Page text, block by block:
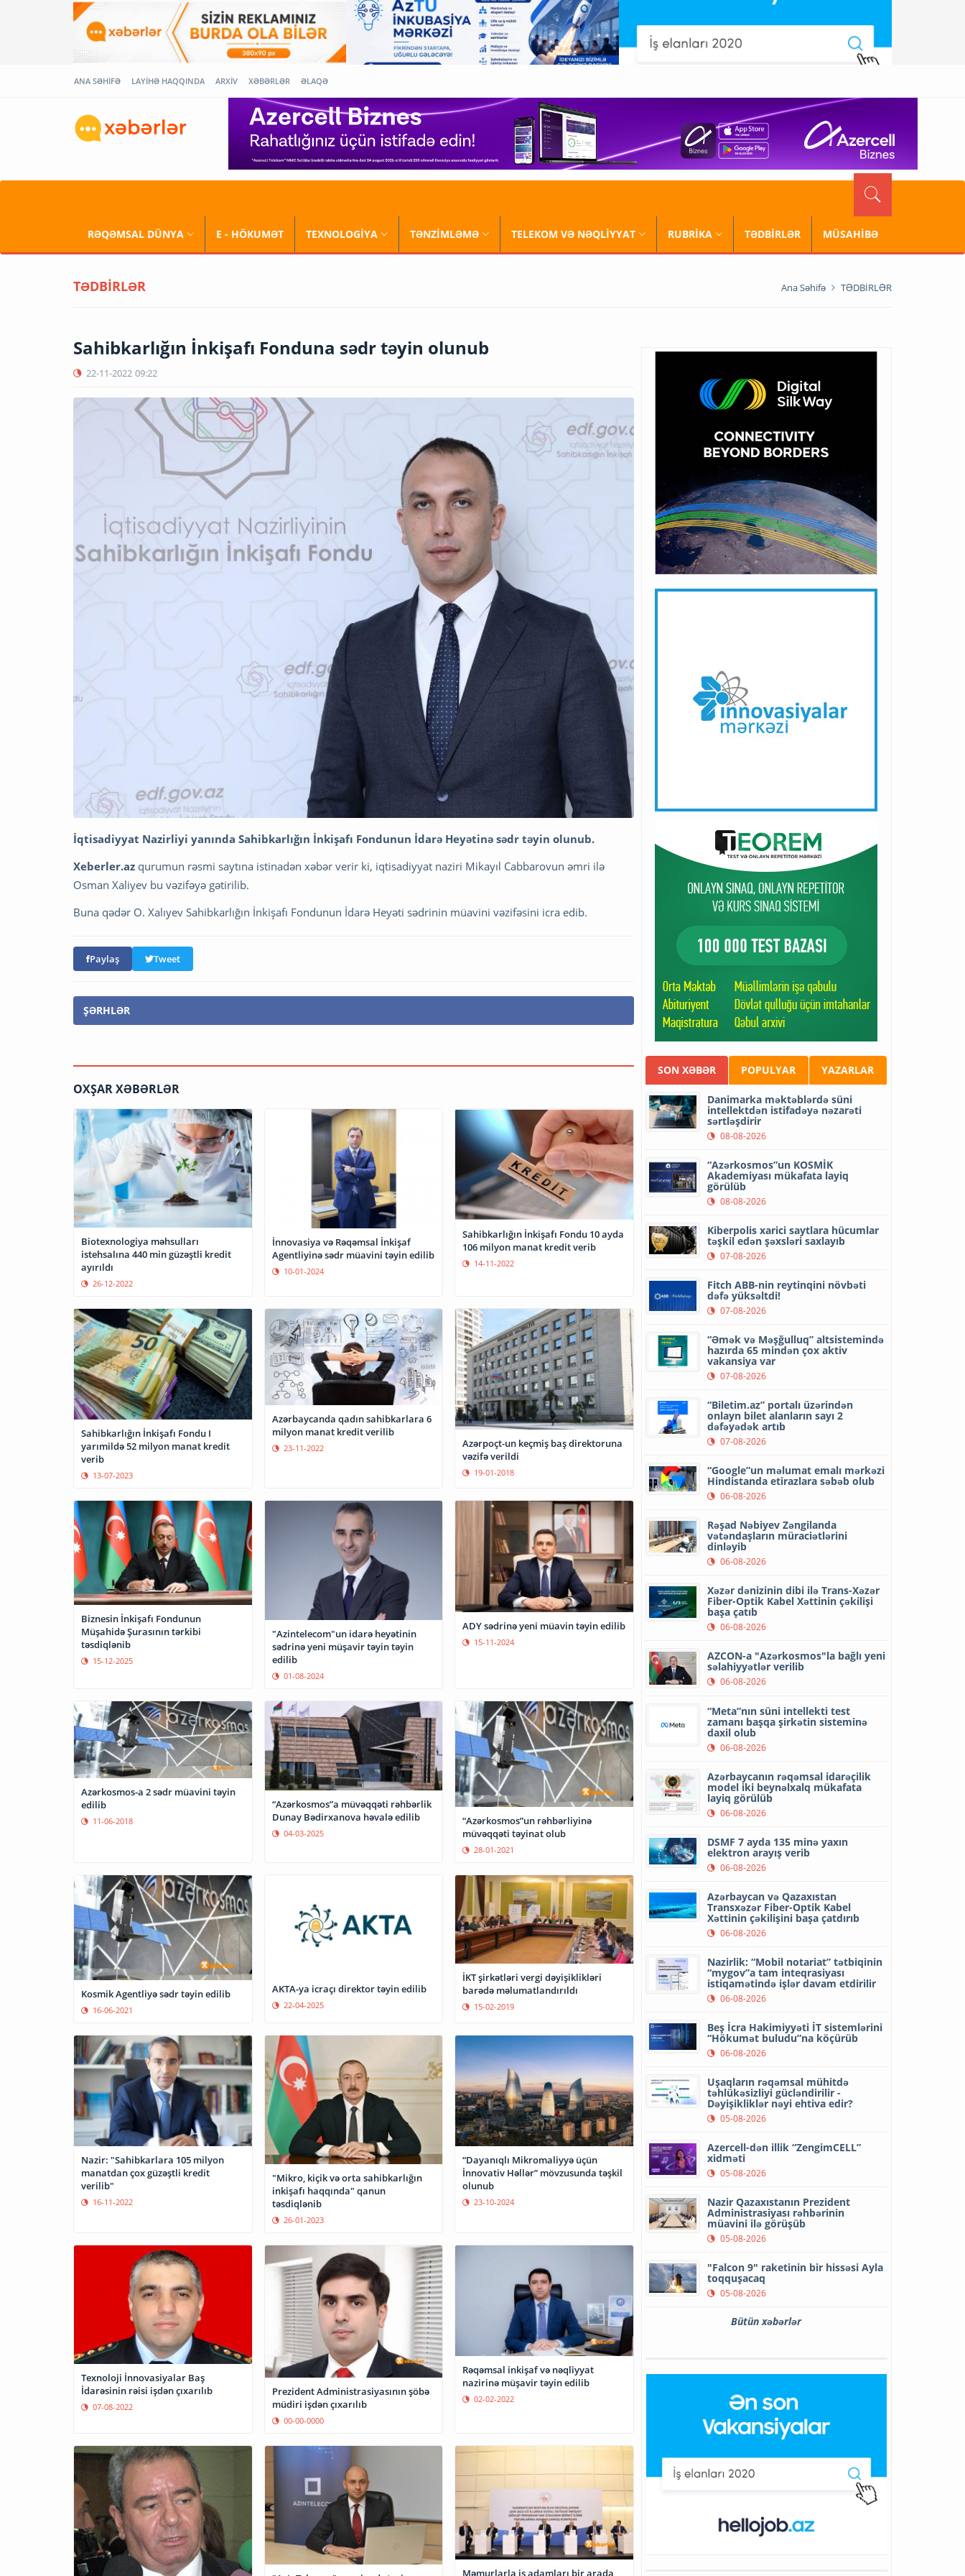
ANA SƏHİFƏ LAYİHƏ HAQQINDA ARXİV XƏBƏRLƏR ƏLAQƏ
RƏQƏMSAL DÜNYA E - HÖKUMƏT TEXNOLOGİYA TƏNZİMLƏMƏ TELEKOM VƏ NƏQLİYYAT RUBRİKA TƏDBİRLƏR MÜSAHİBƏ
TƏDBİRLƏR Ana Səhifə TƏDBİRLƏR
Sahibkarlığın İnkişafı Fonduna sədr təyin olunub
22-11-2022 09:22
İqtisadiyyat Nazirliyi yanında Sahibkarlığın İnkişafı Fondunun İdarə Heyətinə sədr təyin olunub.
Xeberler.az qurumun rəsmi saytına istinadən xəbər verir ki, iqtisadiyyat naziri Mikayıl Cabbarovun əmri ilə
Osman Xaliyev bu vəzifəyə gətirilib.
Buna qədər O. Xalıyev Sahibkarlığın İnkişafı Fondunun İdarə Heyəti sədrinin müavini vəzifəsini icra edib.
Paylaş Tweet
ŞƏRHLƏR
OXŞAR XƏBƏRLƏR
Biotexnologiya məhsulları
istehsalına 440 min güzəştli kredit
ayırıldı
26-12-2022
İnnovasiya və Rəqəmsal İnkişaf
Agentliyinə sədr müavini təyin edilib
10-01-2024
Sahibkarlığın İnkişafı Fondu 10 ayda
106 milyon manat kredit verib
14-11-2022
Sahibkarlığın İnkişafı Fondu I
yarımildə 52 milyon manat kredit
verib
13-07-2023
Azərbaycanda qadın sahibkarlara 6
milyon manat kredit verilib
23-11-2022
Azərpoçt-un keçmiş baş direktoruna
vəzifə verildi
19-01-2018
Biznesin İnkişafı Fondunun
Müşahidə Şurasının tərkibi
təsdiqlənib
15-12-2025
"Azintelecom"un idarə heyətinin
sədrinə yeni müşavir təyin təyin
edilib
01-08-2024
ADY sədrinə yeni müavin təyin edilib
15-11-2024
Azərkosmos-a 2 sədr müavini təyin
edilib
11-06-2018
“Azərkosmos”a müvəqqəti rəhbərlik
Dunay Bədirxanova həvalə edilib
04-03-2025
“Azərkosmos”un rəhbərliyinə
müvəqqəti təyinat olub
28-01-2021
Kosmik Agentliyə sədr təyin edilib
16-06-2021
AKTA-ya icraçı direktor təyin edilib
22-04-2025
İKT şirkətləri vergi dəyişiklikləri
barədə məlumatlandırıldı
15-02-2019
Nazir: "Sahibkarlara 105 milyon
manatdan çox güzəştli kredit
verilib"
16-11-2022
"Mikro, kiçik və orta sahibkarlığın
inkişafı haqqında" qanun
təsdiqlənib
26-01-2023
“Dayanıqlı Mikromaliyyə üçün
İnnovativ Həllər” mövzusunda təşkil
olunub
23-10-2024
Texnoloji İnnovasiyalar Baş
İdarəsinin rəisi işdən çıxarılıb
07-08-2022
Prezident Administrasiyasının şöbə
müdiri işdən çıxarılıb
00-00-0000
Rəqəmsal inkişaf və nəqliyyat
nazirinə müşavir təyin edilib
02-02-2022
SON XƏBƏR POPULYAR YAZARLAR
Danimarka məktəblərdə süni
intellektdən istifadəyə nəzarəti
sərtləşdirir
08-08-2026
“Azərkosmos”un KOSMİK
Akademiyası mükafata layiq
görülüb
08-08-2026
Kiberpolis xarici saytlara hücumlar
təşkil edən şəxsləri saxlayıb
07-08-2026
Fitch ABB-nin reytinqini növbəti
dəfə yüksəltdi!
07-08-2026
“Əmək və Məşğulluq” altsistemində
hazırda 65 mindən çox aktiv
vakansiya var
07-08-2026
“Biletim.az” portalı üzərindən
onlayn bilet alanların sayı 2
dəfəyədək artıb
07-08-2026
“Google”un məlumat emalı mərkəzi
Hindistanda etirazlara səbəb olub
06-08-2026
Rəşad Nəbiyev Zəngilanda
vətəndaşların müraciətlərini
dinləyib
06-08-2026
Xəzər dənizinin dibi ilə Trans-Xəzər
Fiber-Optik Kabel Xəttinin çəkilişi
başa çatıb
06-08-2026
AZCON-a "Azərkosmos"la bağlı yeni
səlahiyyətlər verilib
06-08-2026
“Meta”nın süni intellekti test
zamanı başqa şirkətin sisteminə
daxil olub
06-08-2026
Azərbaycanın rəqəmsal idarəçilik
model iki beynəlxalq mükafata
layiq görülüb
06-08-2026
DSMF 7 ayda 135 minə yaxın
elektron arayış verib
06-08-2026
Azərbaycan və Qazaxıstan
Transxəzər Fiber-Optik Kabel
Xəttinin çəkilişini başa çatdırıb
06-08-2026
Nazirlik: “Mobil notariat” tətbiqinin
“mygov”a tam inteqrasiyası
istiqamətində işlər davam etdirilir
06-08-2026
Beş İcra Hakimiyyəti İT sistemlərini
“Hökumət buludu”na köçürüb
06-08-2026
Uşaqların rəqəmsal mühitdə
təhlükəsizliyi gücləndirilir -
Dəyişikliklər nəyi ehtiva edir?
05-08-2026
Azercell-dən illik “ZengimCELL”
xidməti
05-08-2026
Nazir Qazaxıstanın Prezident
Administrasiyası rəhbərinin
müavini ilə görüşüb
05-08-2026
"Falcon 9" raketinin bir hissəsi Ayla
toqquşacaq
05-08-2026
Bütün xəbərlər